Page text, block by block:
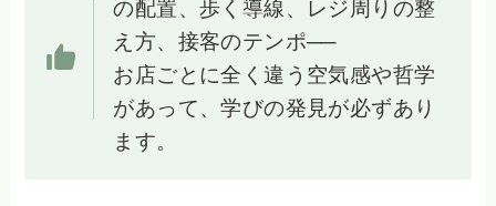
の配置、歩く導線、レジ周りの整
え方、接客のテンポ──
お店ごとに全く違う空気感や哲学
があって、学びの発見が必ずあり
ます。